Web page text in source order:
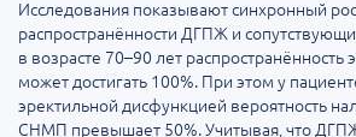
Исследования показывают синхронный
распространённости ДГПЖ и
в возрасте 70–90 лет распространённость
может достигать 100%. При этом у
эректильной дисфункцией вероятность
СНМП превышает 50%. Учитывая, что